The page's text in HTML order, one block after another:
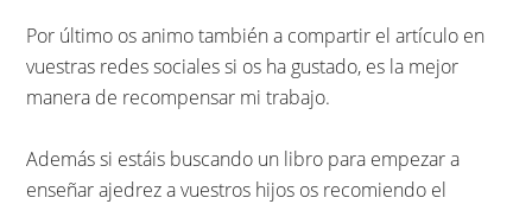
Por último os animo también a compartir el artículo en
vuestras redes sociales si os ha gustado, es la mejor
manera de recompensar mi trabajo.
Además si estáis buscando un libro para empezar a
enseñar ajedrez a vuestros hijos os recomiendo el